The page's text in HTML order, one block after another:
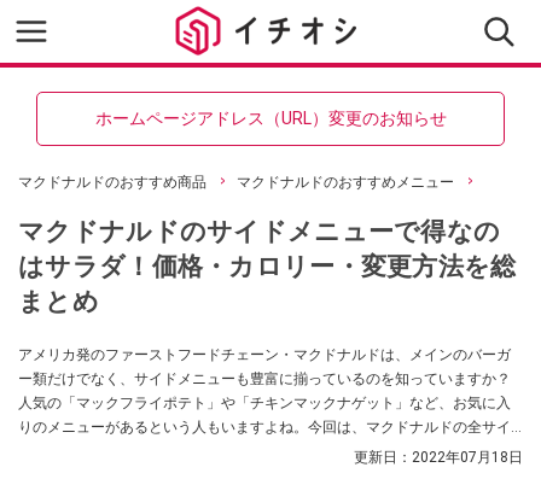
ホームページアドレス（URL）変更のお知らせ
マクドナルドのおすすめ商品 マクドナルドのおすすめメニュー
マクドナルドのサイドメニューで得なの
はサラダ！価格・カロリー・変更方法を総
まとめ
アメリカ発のファーストフードチェーン・マクドナルドは、メインのバーガ
ー類だけでなく、サイドメニューも豊富に揃っているのを知っていますか？
人気の「マックフライポテト」や「チキンマックナゲット」など、お気に入
りのメニューがあるという人もいますよね。今回は、マクドナルドの全サイ
ドメニューの特徴や単品価格・カロリーを解説するとともに、セットメニュ
更新日： 2022年07月18日